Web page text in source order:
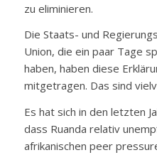
zu eliminieren.
Die Staats- und
Union, die ein paar Tage
haben, haben diese
mitgetragen. Das sind
Es hat sich in den letzten
dass Ruanda relativ
afrikanischen peer